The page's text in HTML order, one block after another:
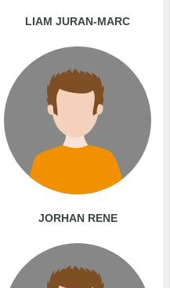
LIAM JURAN-MARC
JORHAN RENE